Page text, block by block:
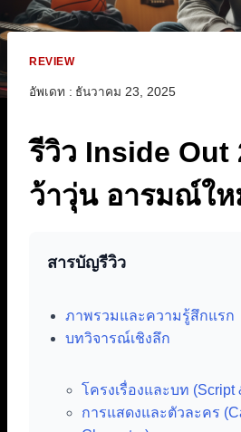
REVIEW
อัพเดท : ธันวาคม 23, 2025
รีวิว Inside Out
ว้าวุ่น อารมณ์ใ
สารบัญรีวิว
ภาพรวมและความรู้สึกแรก
บทวิจารณ์เชิงลึก
โครงเรื่องและบท (Script
การแสดงและตัวละคร